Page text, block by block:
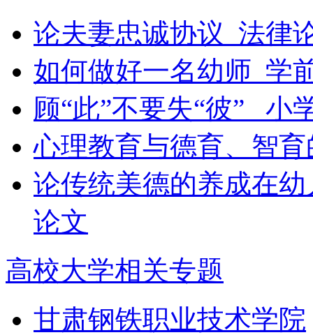
论夫妻忠诚协议_法律
如何做好一名幼师_学
顾“此”不要失“彼” _小
心理教育与德育、智
论传统美德的养成在
论文
高校大学相关专题
甘肃钢铁职业技术学院